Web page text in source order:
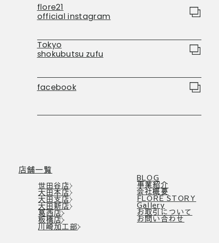
flore21
official instagram
Tokyo
shokubutsu zufu
facebook
店舗一覧
世田谷店
大田本店
大田支店
大田新店
葛西店
板橋店
川崎加工部
BLOG
事業紹介
会社概要
FLORE STORY
Gallery
お取引について
お問い合わせ